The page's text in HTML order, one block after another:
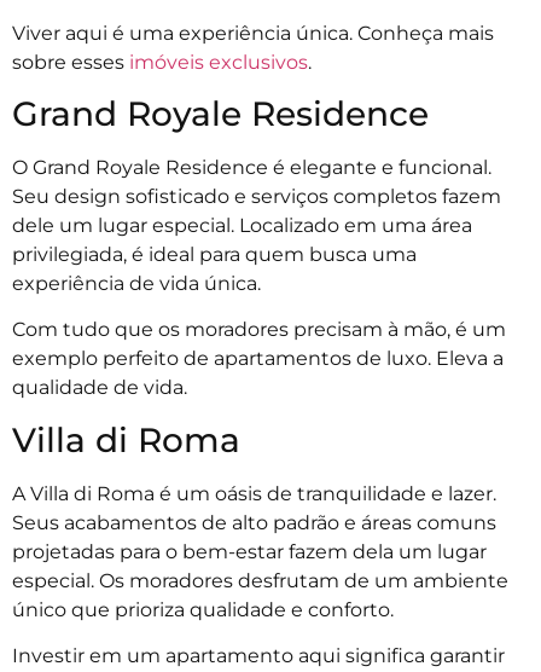
Viver aqui é uma experiência única. Conheça mais
sobre esses imóveis exclusivos.
Grand Royale Residence
O Grand Royale Residence é elegante e funcional.
Seu design sofisticado e serviços completos fazem
dele um lugar especial. Localizado em uma área
privilegiada, é ideal para quem busca uma
experiência de vida única.
Com tudo que os moradores precisam à mão, é um
exemplo perfeito de apartamentos de luxo. Eleva a
qualidade de vida.
Villa di Roma
A Villa di Roma é um oásis de tranquilidade e lazer.
Seus acabamentos de alto padrão e áreas comuns
projetadas para o bem-estar fazem dela um lugar
especial. Os moradores desfrutam de um ambiente
único que prioriza qualidade e conforto.
Investir em um apartamento aqui significa garantir